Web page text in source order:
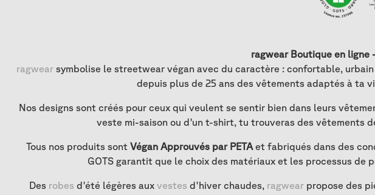
ragwear Boutique en
ragwear symbolise le streetwear végan avec du caractère : confortable,
depuis plus de 25 ans des vêtements adaptés à ta
Nos designs sont créés pour ceux qui veulent se sentir bien dans leurs
veste mi-saison ou d'un t-shirt, tu trouveras des vêtements
Tous nos produits sont Végan Approuvés par PETAet fabriqués dans des
GOTS garantit que le choix des matériaux et les processus
Des robes d'été légères aux vestes d'hiver chaudes, ragwear propose des